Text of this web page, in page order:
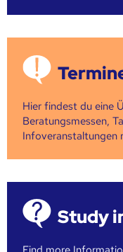
Hier findest du eine
Beratungsmessen,
Infoveranstaltungen
Study